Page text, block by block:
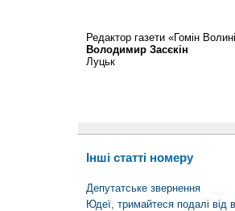
Редактор газети «Гомін
Володимир Засєкін
Луцьк
Інші статті номеру
Депутатське звернення
Юдеї, тримайтеся подалі від